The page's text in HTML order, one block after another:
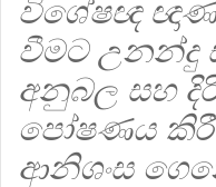
විශේෂඥ
වීමට උනන්දු
අනුබල සහ
පෝෂණය කිරීම
ආනිශංස